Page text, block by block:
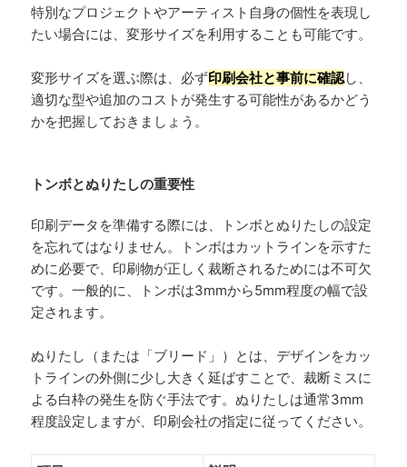
特別なプロジェクトやアーティスト自身の個性を表現し
たい場合には、変形サイズを利用することも可能です。
変形サイズを選ぶ際は、必ず印刷会社と事前に確認し、
適切な型や追加のコストが発生する可能性があるかどう
かを把握しておきましょう。
トンボとぬりたしの重要性
印刷データを準備する際には、トンボとぬりたしの設定
を忘れてはなりません。トンボはカットラインを示すた
めに必要で、印刷物が正しく裁断されるためには不可欠
です。一般的に、トンボは3mmから5mm程度の幅で設
定されます。
ぬりたし（または「ブリード」）とは、デザインをカッ
トラインの外側に少し大きく延ばすことで、裁断ミスに
よる白枠の発生を防ぐ手法です。ぬりたしは通常3mm
程度設定しますが、印刷会社の指定に従ってください。